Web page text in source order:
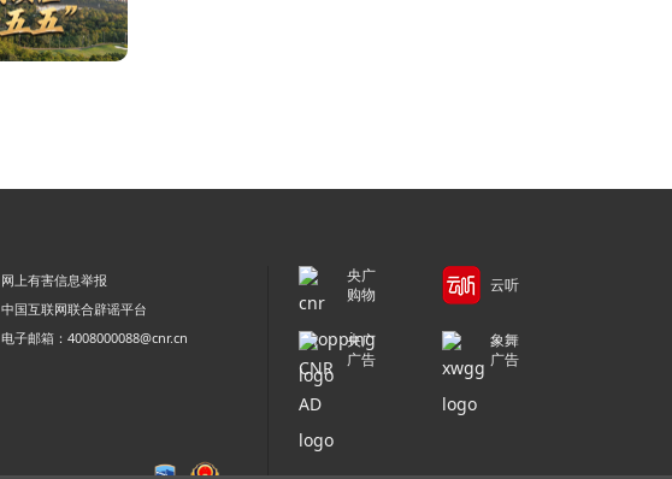
网上有害信息举报
中国互联网联合辟谣平台
电子邮箱：4008000088@cnr.cn
央广
购物
云听
央广
广告
象舞
广告